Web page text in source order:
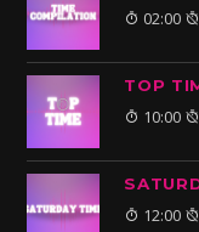
02:00
TOP
10:00
12:00